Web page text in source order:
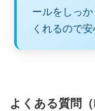
ールをしっ
くれるので安
よくある質問（